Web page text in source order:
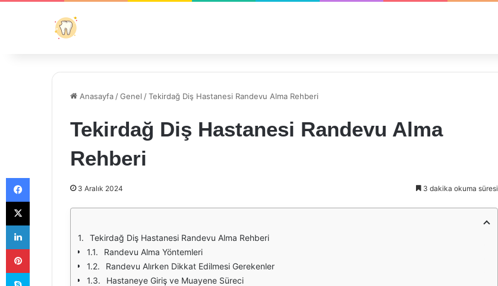
Anasayfa /Genel /Tekirdağ Diş Hastanesi Randevu Alma Rehberi
Tekirdağ Diş Hastanesi Randevu Alma
Rehberi
3 Aralık 2024 3 dakika okuma süresi
Tekirdağ Diş Hastanesi Randevu Alma Rehberi
Randevu Alma Yöntemleri
Randevu Alırken Dikkat Edilmesi Gerekenler
Hastaneye Giriş ve Muayene Süreci
Facebook
X
LinkedIn
Pinterest
Skype